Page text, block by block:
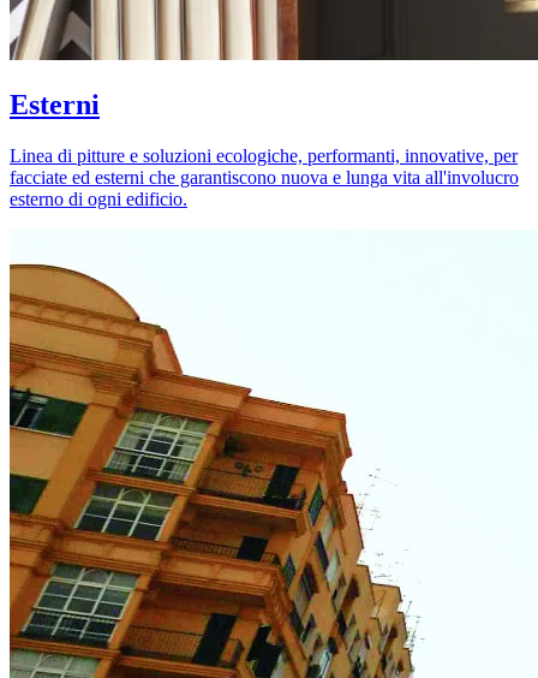
Esterni
Linea di pitture e soluzioni ecologiche, performanti, innovative, per
facciate ed esterni che garantiscono nuova e lunga vita all'involucro
esterno di ogni edificio.